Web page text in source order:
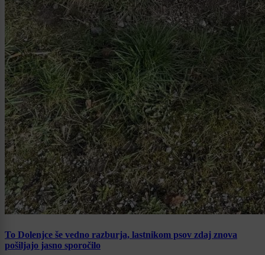
To Dolenjce še vedno razburja, lastnikom psov zdaj znova
pošiljajo jasno sporočilo